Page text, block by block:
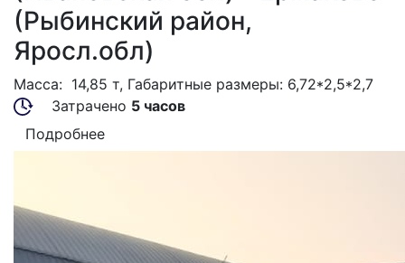
(Рыбинский район,
Яросл.обл)
Масса: 14,85 т, Габаритные размеры: 6,72*2,5*2,7
Затрачено 5 часов
Подробнее